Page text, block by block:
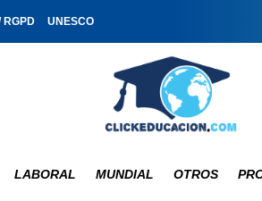
RGPD UNESCO
LABORAL MUNDIAL OTROS